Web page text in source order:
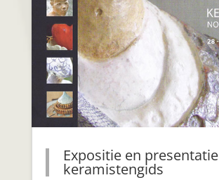
Expositie en presentatie
keramistengids